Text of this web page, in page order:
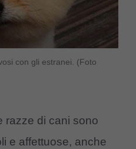
con gli estranei. (Foto
razze di cani sono
e affettuose, anche